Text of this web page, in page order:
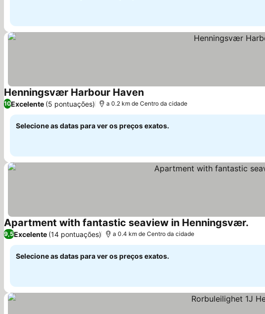
Henningsvær Harbour Haven
10Excelente (5 pontuações) a 0.2 km de Centro da cidade
Selecione as datas para ver os preços exatos.
Apartment with fantastic seaview in Henningsvær.
9,5Excelente (14 pontuações) a 0.4 km de Centro da cidade
Selecione as datas para ver os preços exatos.